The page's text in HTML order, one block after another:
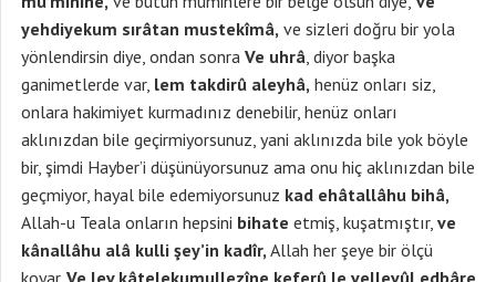
yehdiyekum sırâtan mustekîmâ, ve sizleri doğru bir yola
yönlendirsin diye, ondan sonra Ve uhrâ, diyor başka
ganimetlerde var, lem takdirû aleyhâ, henüz onları siz,
onlara hakimiyet kurmadınız denebilir, henüz onları
aklınızdan bile geçirmiyorsunuz, yani aklınızda bile yok böyle
bir, şimdi Hayber’i düşünüyorsunuz ama onu hiç aklınızdan bile
geçmiyor, hayal bile edemiyorsunuz kad ehâtallâhu bihâ,
Allah-u Teala onların hepsini bihate etmiş, kuşatmıştır, ve
kânallâhu alâ kulli şey’in kadîr, Allah her şeye bir ölçü
koyar. Ve lev kâtelekumullezîne keferû le vellevûl edbâre